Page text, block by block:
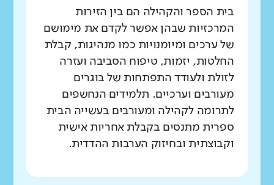
בית הספר והקהילה הם בין הזירות
המרכזיות שבהן אפשר לקדם את מימושם
של ערכים ומיומנויות כמו מנהיגות, קבלת
החלטות, יזמות, טיפוח הסביבה ועזרה
לזולת ולעודד התפתחות של בוגרים
מעורבים וערכיים. תלמידים הנחשפים
לתרומה לקהילה ומעורבים בעשייה הבית
ספרית מתנסים בקבלת אחריות אישית
וקבוצתית ובחיזוק הערבות ההדדית.